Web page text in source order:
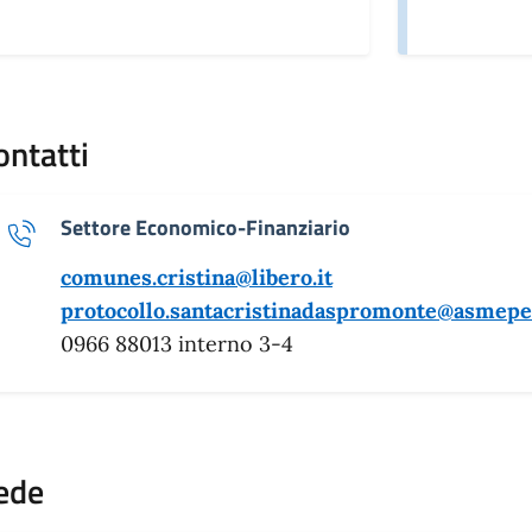
Settore Economico-Finanziario
comunes.cristina@libero.it
0966 88013 interno 3-4